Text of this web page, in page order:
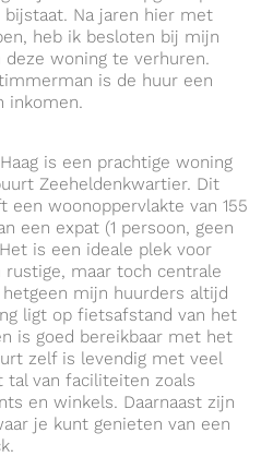
Na jaren hier met
heb ik besloten bij mijn
woning te verhuren.
is de huur een
inkomen.
is een prachtige woning
Zeeheldenkwartier. Dit
woonoppervlakte van 155
een expat (1 persoon, geen
is een ideale plek voor
rustige, maar toch centrale
mijn huurders altijd
ligt op fietsafstand van het
is goed bereikbaar met het
zelf is levendig met veel
tal van faciliteiten zoals
en winkels. Daarnaast zijn
je kunt genieten van een